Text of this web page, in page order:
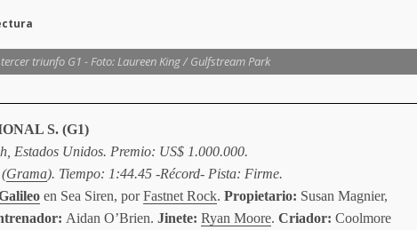
triunfo G1 - Foto: Laureen King / Gulfstream Park
S. (G1)
Estados Unidos. Premio: US$ 1.000.000.
Grama). Tiempo: 1:44.45 -Récord- Pista: Firme.
en Sea Siren, porFastnet Rock. Propietario: Susan Magnier,
Aidan O’Brien. Jinete: Ryan Moore. Criador: Coolmore